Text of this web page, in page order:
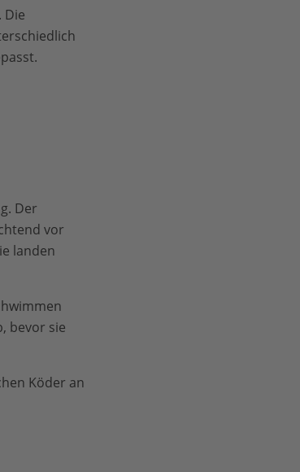
Die
Der
vor
landen
bevor sie
Köder an